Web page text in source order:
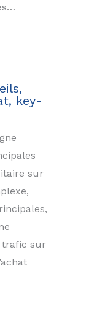
key-
sur
trafic sur